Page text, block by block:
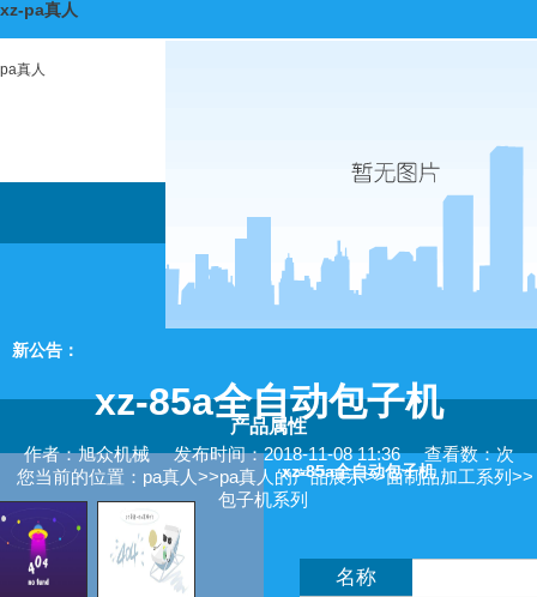
xz-pa真人
pa真人
新公告：
xz-85a全自动包子机
作者：旭众机械 发布时间：2018-11-08 11:36
查看数：次
您当前的位置： pa真人 >>pa真人的产品展示>>面制品加工系列 >>
包子机系列
产品属性
xz-85a全自动包子机，
名称